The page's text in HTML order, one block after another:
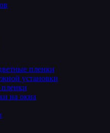
пленки
установки
на окна